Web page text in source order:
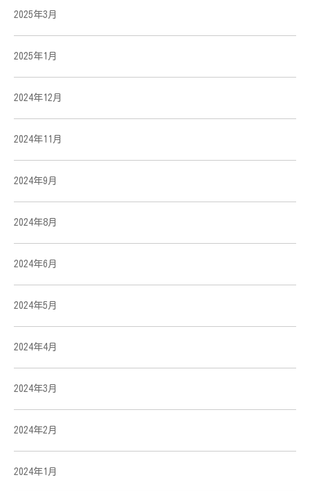
2025年3月
2025年1月
2024年12月
2024年11月
2024年9月
2024年8月
2024年6月
2024年5月
2024年4月
2024年3月
2024年2月
2024年1月